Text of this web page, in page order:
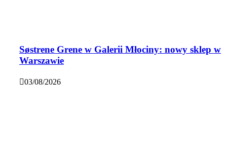
Søstrene Grene w Galerii Młociny: nowy sklep w
Warszawie
03/08/2026